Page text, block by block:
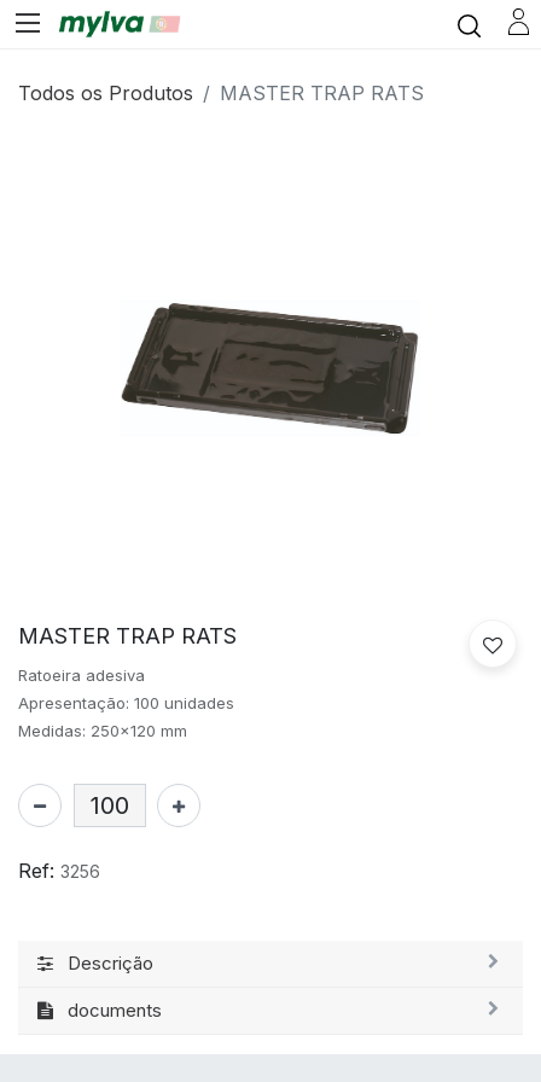
Todos os Produtos MASTER TRAP RATS
MASTER TRAP RATS
Ratoeira adesiva
Apresentação: 100 unidades
Medidas: 250x120 mm
Ref: 3256
Descrição
documents